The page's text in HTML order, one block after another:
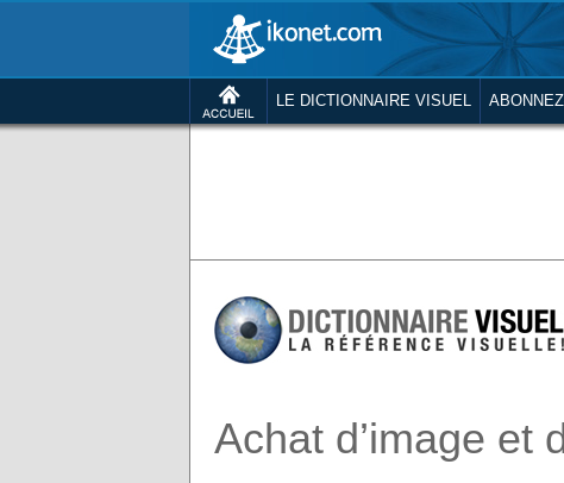
LE DICTIONNAIRE VISUEL
Achat d’image et